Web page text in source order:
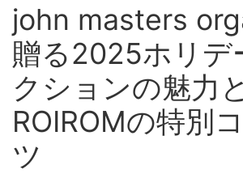
john masters
贈る2025ホリデ
クションの魅力と
ROIROMの特別
ツ